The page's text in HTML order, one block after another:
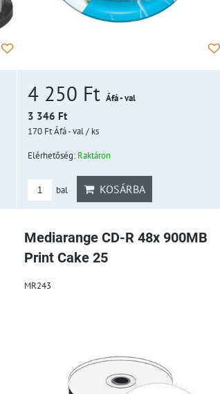
4 250 Ft Áfá - val
3 346 Ft
170 FtÁfá - val/ ks
Elérhetőség: Raktáron
bal KOSÁRBA
Mediarange CD-R 48x 900MB
Print Cake 25
MR243